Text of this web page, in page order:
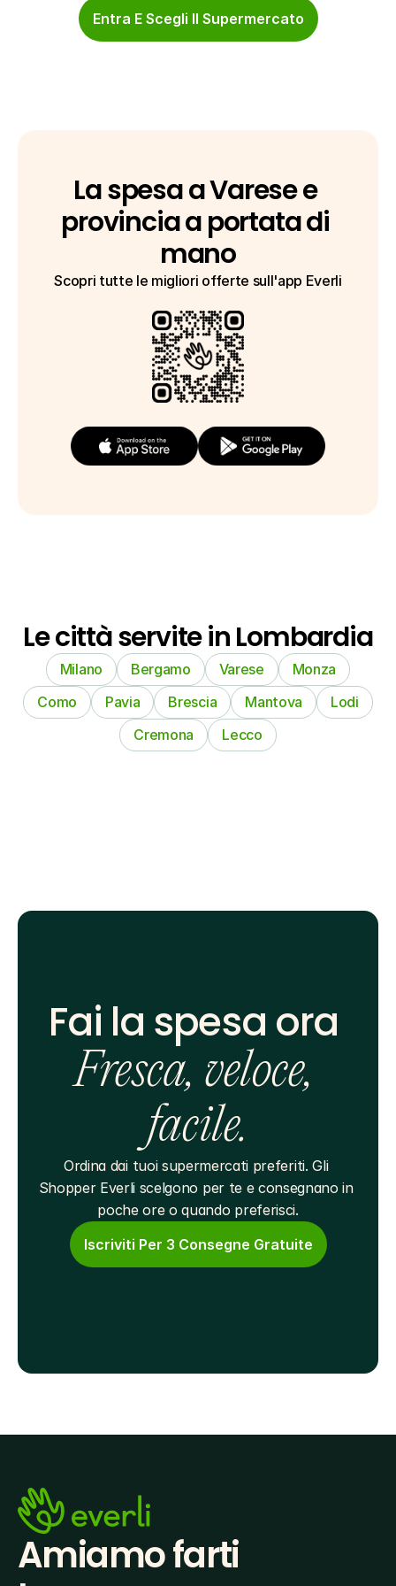
Entra E Scegli Il Supermercato
La spesa a Varese e
provincia a portata di
mano
Scopri tutte le migliori offerte sull'app Everli
Le città servite in Lombardia
Milano Bergamo Varese
Monza
Como
Pavia Brescia Mantova
Lodi
Cremona
Lecco
Fai la spesa ora
Fresca, veloce,
facile.
Ordina dai tuoi supermercati preferiti. Gli
Shopper Everli scelgono per te e consegnano in
poche ore o quando preferisci.
Iscriviti Per 3 Consegne Gratuite
Amiamo farti